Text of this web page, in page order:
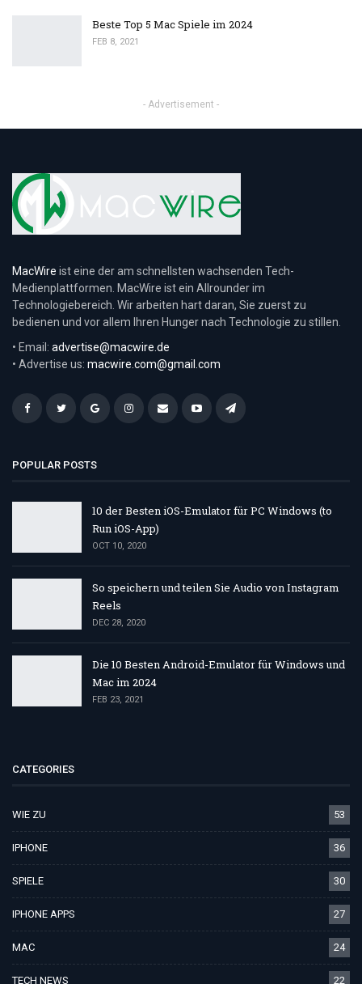
Beste Top 5 Mac Spiele im 2024
FEB 8, 2021
- Advertisement -
MacWire ist eine der am schnellsten wachsenden Tech-
Medienplattformen. MacWire ist ein Allrounder im
Technologiebereich. Wir arbeiten hart daran, Sie zuerst zu
bedienen und vor allem Ihren Hunger nach Technologie zu stillen.
• Email: advertise@macwire.de
• Advertise us: macwire.com@gmail.com
POPULAR POSTS
10 der Besten iOS-Emulator für PC Windows (to
Run iOS-App)
OCT 10, 2020
So speichern und teilen Sie Audio von Instagram
Reels
DEC 28, 2020
Die 10 Besten Android-Emulator für Windows und
Mac im 2024
FEB 23, 2021
CATEGORIES
WIE ZU 53
IPHONE 36
SPIELE 30
IPHONE APPS 27
MAC 24
TECH NEWS 22